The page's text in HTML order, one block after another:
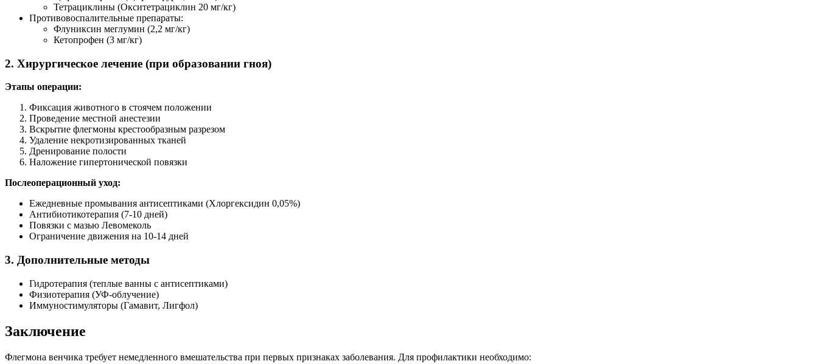
Тетрациклины (Окситетрациклин 20 мг/кг)
Противовоспалительные препараты:
Флуниксин меглумин (2,2 мг/кг)
Кетопрофен (3 мг/кг)
2. Хирургическое лечение (при образовании гноя)
Этапы операции:
Фиксация животного в стоячем положении
Проведение местной анестезии
Вскрытие флегмоны крестообразным разрезом
Удаление некротизированных тканей
Дренирование полости
Наложение гипертонической повязки
Послеоперационный уход:
Ежедневные промывания антисептиками (Хлоргексидин 0,05%)
Антибиотикотерапия (7-10 дней)
Повязки с мазью Левомеколь
Ограничение движения на 10-14 дней
3. Дополнительные методы
Гидротерапия (теплые ванны с антисептиками)
Физиотерапия (УФ-облучение)
Иммуностимуляторы (Гамавит, Лигфол)
Заключение
Флегмона венчика требует немедленного вмешательства при первых признаках заболевания. Для профилактики необходимо: